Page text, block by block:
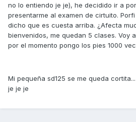
no lo entiendo je je), he decidido ir a
presentarme al examen de cirtuito.
dicho que es cuesta arriba. ¿Afecta
bienvenidos, me quedan 5 clases. Voy
por el momento pongo los pies 1000
Mi pequeña sd125 se me queda
je je je